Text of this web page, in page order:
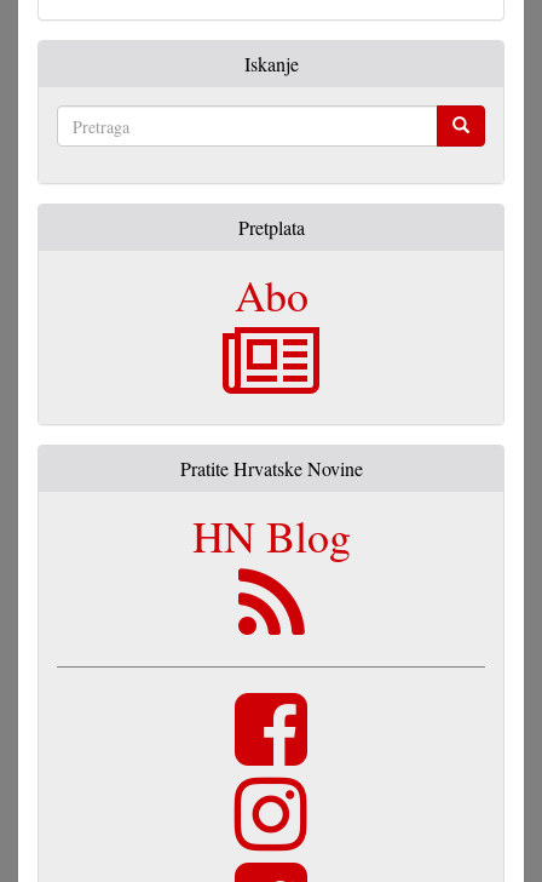
Iskanje
Pretplata
Abo
Pratite Hrvatske Novine
HN Blog